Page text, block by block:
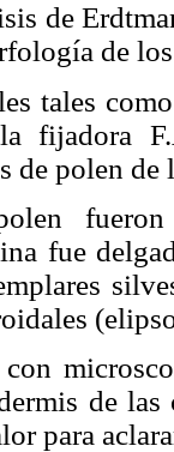
de
de
tales
fijadora
de polen de
fueron
fue
con
de
para